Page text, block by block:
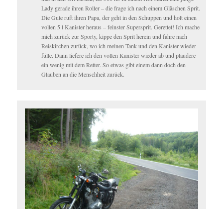
Lady gerade ihren Roller – die frage ich nach einem Gläschen Sprit.
Die Gute ruft ihren Papa, der geht in den Schuppen und holt einen
vollen 5 l Kanister heraus – feinster Supersprit. Gerettet! Ich mache
mich zurück zur Sporty, kippe den Sprit herein und fahre nach
Reiskirchen zurück, wo ich meinen Tank und den Kanister wieder
fülle. Dann liefere ich den vollen Kanister wieder ab und plaudere
ein wenig mit dem Retter. So etwas gibt einem dann doch den
Glauben an die Menschheit zurück.